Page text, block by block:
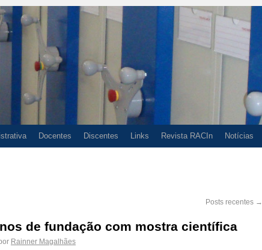
Docentes Discentes Links Revista RACIn Notícias
Posts recentes →
de fundação com mostra científica
Rainner Magalhães